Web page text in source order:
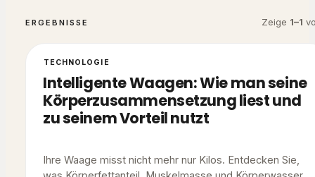
ERGEBNISSE Zeige 1–1
TECHNOLOGIE
Intelligente Waagen: Wie man seine
Körperzusammensetzung liest und
zu seinem Vorteil nutzt
Ihre Waage misst nicht mehr nur Kilos. Entdecken Sie,